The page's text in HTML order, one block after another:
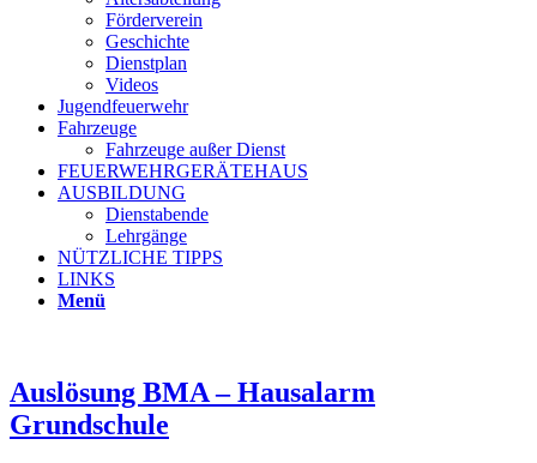
Förderverein
Geschichte
Dienstplan
Videos
Jugendfeuerwehr
Fahrzeuge
Fahrzeuge außer Dienst
FEUERWEHRGERÄTEHAUS
AUSBILDUNG
Dienstabende
Lehrgänge
NÜTZLICHE TIPPS
LINKS
Menü
Auslösung BMA – Hausalarm
Grundschule